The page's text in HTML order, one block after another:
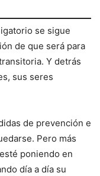
se sigue
de que será para
Y detrás
sus seres
de prevención e
Pero más
poniendo en
día a día su